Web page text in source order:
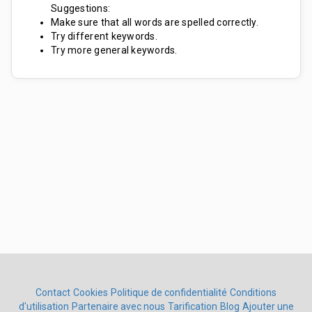
Suggestions:
Make sure that all words are spelled correctly.
Try different keywords.
Try more general keywords.
Contact Cookies Politique de confidentialité Conditions
d'utilisation Partenaire avec nous Tarification Blog Ajouter une